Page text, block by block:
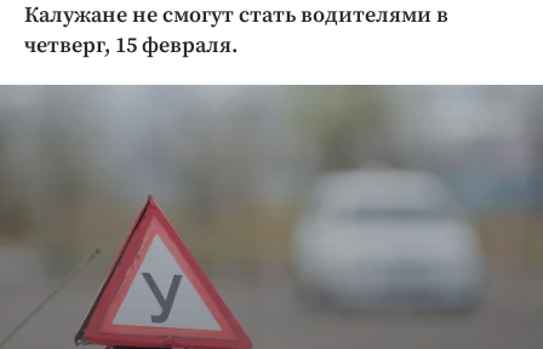
Благоустройство
Общество
Погода
Праздники
Происшествия
Калужане не смогут стать водителями в
четверг, 15 февраля.